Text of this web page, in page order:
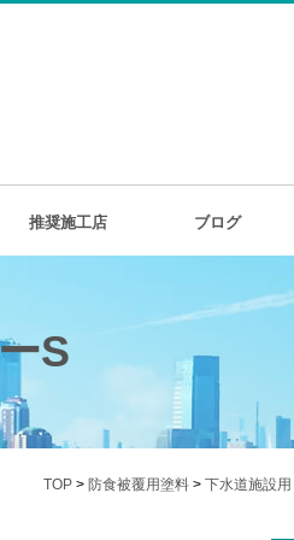
推奨施工店 ブログ
S
TOP > 防食被覆用塗料 > 下水道施設用